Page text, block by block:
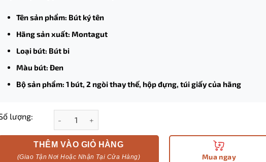
Tên sản phẩm: Bút ký tên
Hãng sản xuất: Montagut
Loại bút: Bút bi
Màu bút: Đen
Bộ sản phẩm: 1 bút, 2 ngòi thay thế, hộp đựng, túi giấy của hãng
lượng:
THÊM VÀO GIỎ HÀNG
Mua ngay